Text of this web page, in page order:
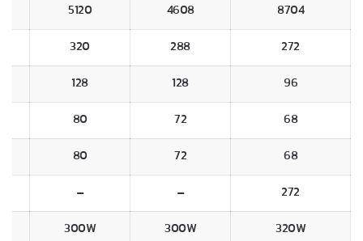
8704
4608
5120
272
288
320
96
128
128
68
72
80
68
72
80
272
–
–
320W
300W
300W